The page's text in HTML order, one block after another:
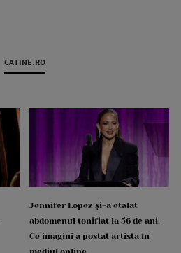
CATINE.RO
Jennifer Lopez și-a etalat
abdomenul tonifiat la 56 de ani.
Ce imagini a postat artista în